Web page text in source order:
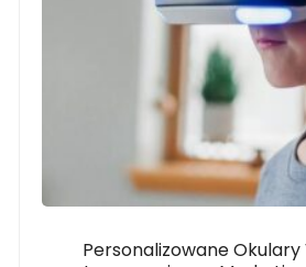
Personalizowane Okulary